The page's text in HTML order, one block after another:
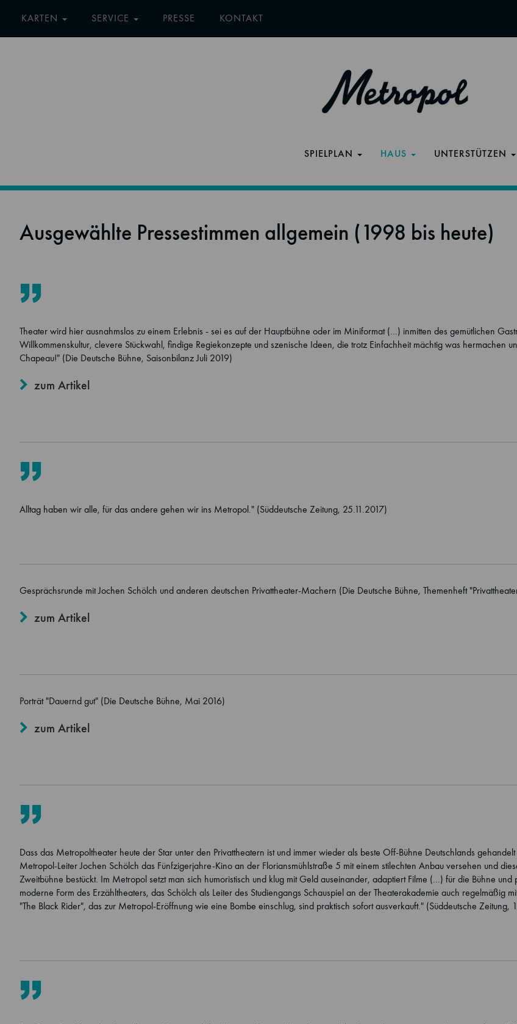
KARTEN SERVICE PRESSE KONTAKT
SPIELPLAN HAUS UNTERSTÜTZEN
Ausgewählte Pressestimmen allgemein (1998 bis heute)
Theater wird hier ausnahmslos zu einem Erlebnis - sei es auf der Hauptbühne oder im Miniformat (...) inmitten des gemütlichen
Willkommenskultur, clevere Stückwahl, findige Regiekonzepte und szenische Ideen, die trotz Einfachheit mächtig was hermachen
Chapeau!" (Die Deutsche Bühne, Saisonbilanz Juli 2019)
zum Artikel
Alltag haben wir alle, für das andere gehen wir ins Metropol." (Süddeutsche Zeitung, 25.11.2017)
Gesprächsrunde mit Jochen Schölch und anderen deutschen Privattheater-Machern (Die Deutsche Bühne, Themenheft
zum Artikel
Porträt "Dauernd gut" (Die Deutsche Bühne, Mai 2016)
zum Artikel
Dass das Metropoltheater heute der Star unter den Privattheatern ist und immer wieder als beste Off-Bühne Deutschlands
Metropol-Leiter Jochen Schölch das Fünfzigerjahre-Kino an der Floriansmühlstraße 5 mit einem stilechten Anbau versehen und
Zweitbühne bestückt. Im Metropol setzt man sich humoristisch und klug mit Geld auseinander, adaptiert Filme (...) für die Bühne
moderne Form des Erzähltheaters, das Schölch als Leiter des Studiengangs Schauspiel an der Theaterakademie auch regelmäßig
"The Black Rider", das zur Metropol-Eröffnung wie eine Bombe einschlug, sind praktisch sofort ausverkauft." (Süddeutsche Zeitung,